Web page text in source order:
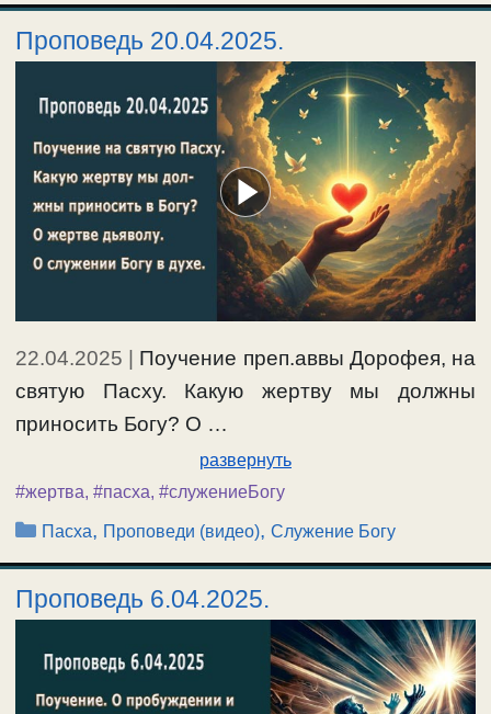
Проповедь 20.04.2025.
22.04.2025 | Поучение преп.аввы Дорофея, на
святую Пасху. Какую жертву мы должны
приносить Богу? О …
развернуть
#жертва, #пасха, #служениеБогу
Рубрики
Пасха, Проповеди (видео),Служение Богу
Проповедь 6.04.2025.